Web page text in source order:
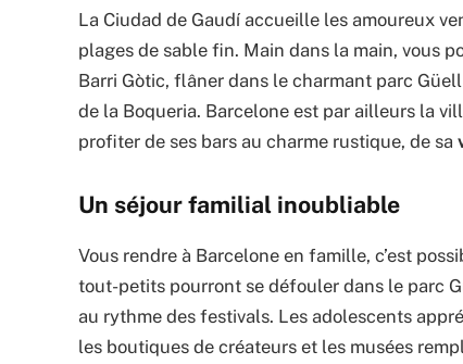
La Ciudad de Gaudí accueille les amoureux
plages de sable fin. Main dans la main, vous
Barri Gòtic, flâner dans le charmant parc
de la Boqueria. Barcelone est par ailleurs la
profiter de ses bars au charme rustique, de sa
Un séjour familial inoubliable
Vous rendre à Barcelone en famille, c’est
tout-petits pourront se défouler dans le parc
au rythme des festivals. Les adolescents
les boutiques de créateurs et les musées